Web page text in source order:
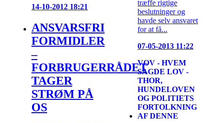
14-10-2012 18:21
ANSVARSFRI
FORMIDLER
–
FORBRUGERRÅDET
TAGER
STRØM PÅ
OS
træffe rigtige
beslutninger og
havde selv ansvaret
for at få...
07-05-2013 11:22
VOV - HVEM
SAGDE LOV -
THOR,
HUNDELOVEN
OG POLITIETS
FORTOLKNING
AF DENNE